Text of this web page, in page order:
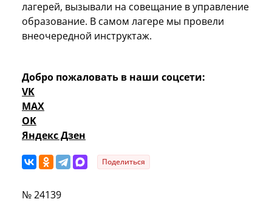
лагерей, вызывали на совещание в управление
образование. В самом лагере мы провели
внеочередной инструктаж.
Добро пожаловать в наши соцсети:
VK
MAX
OK
Яндекс Дзен
Поделиться
№ 24139